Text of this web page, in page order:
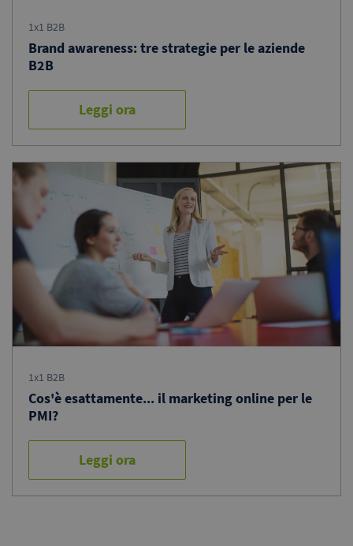
1x1 B2B
Brand awareness: tre strategie per le aziende
B2B
Leggi ora
1x1 B2B
Cos'è esattamente... il marketing online per le
PMI?
Leggi ora